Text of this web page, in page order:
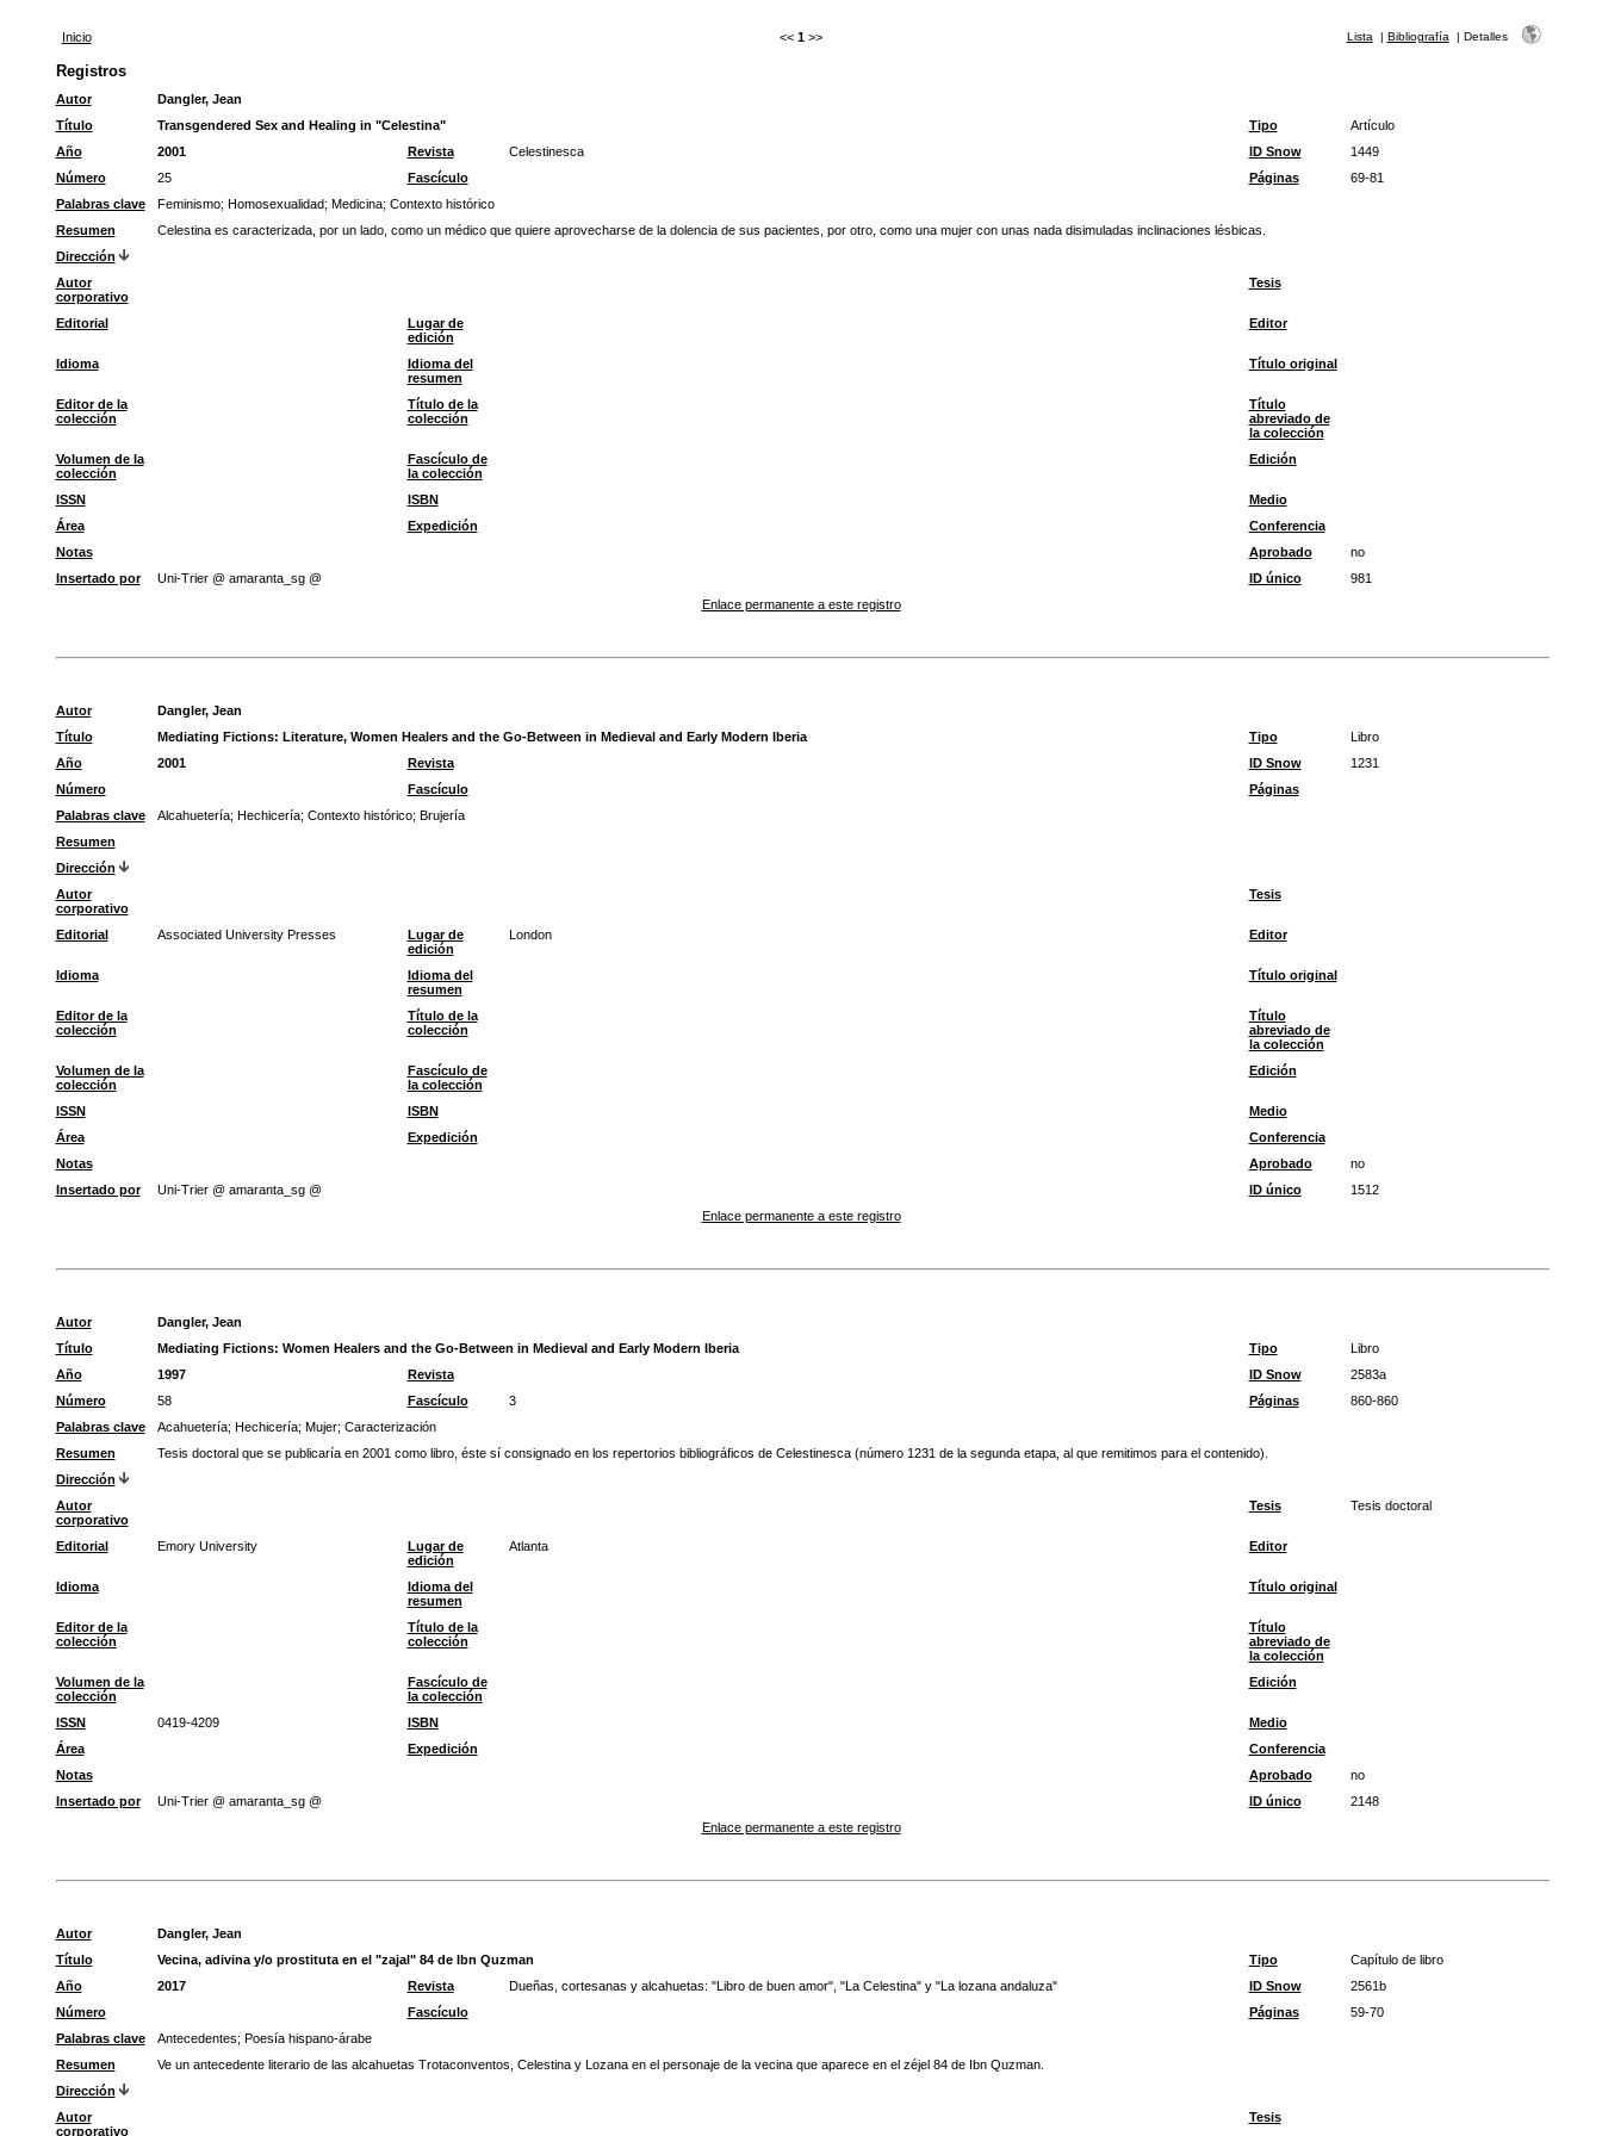
Inicio << 1 >> Lista | Bibliografía | Detalles
Registros
Autor
Dangler, Jean
Título
Transgendered Sex and Healing in "Celestina" Tipo
Artículo
Año
2001 Revista Celestinesca ID Snow
1449
Número
25 Fascículo Páginas
69-81
Palabras clave
Feminismo; Homosexualidad; Medicina; Contexto histórico
Resumen
Celestina es caracterizada, por un lado, como un médico que quiere aprovecharse de la dolencia de sus pacientes, por otro, como una mujer con unas nada disimuladas inclinaciones lésbicas.
Dirección
Autor
corporativo
Tesis
Editorial
Lugar de
edición
Editor
Idioma
Idioma del
resumen
Título original
Editor de la
colección
Título de la
colección
Título
abreviado de
la colección
Volumen de la
colección
Fascículo de
la colección
Edición
ISSN ISBN
Medio
Área
Expedición
Conferencia
Notas
Aprobado
no
Insertado por
Uni-Trier @ amaranta_sg @ ID único
981
Enlace permanente a este registro
Autor
Dangler, Jean
Título
Mediating Fictions: Literature, Women Healers and the Go-Between in Medieval and Early Modern Iberia Tipo
Libro
Año
2001 Revista ID Snow
1231
Número
Fascículo
Páginas
Palabras clave
Alcahuetería; Hechicería; Contexto histórico; Brujería
Resumen
Dirección
Autor
corporativo
Tesis
Editorial Associated University Presses
Lugar de
edición
London Editor
Idioma
Idioma del
resumen
Título original
Editor de la
colección
Título de la
colección
Título
abreviado de
la colección
Volumen de la
colección
Fascículo de
la colección
Edición
ISSN ISBN
Medio
Área
Expedición
Conferencia
Notas
Aprobado
no
Insertado por
Uni-Trier @ amaranta_sg @ ID único
1512
Enlace permanente a este registro
Autor
Dangler, Jean
Título
Mediating Fictions: Women Healers and the Go-Between in Medieval and Early Modern Iberia Tipo
Libro
Año
1997 Revista ID Snow
2583a
Número
58 Fascículo 3 Páginas
860-860
Palabras clave
Acahuetería; Hechicería; Mujer; Caracterización
Resumen
Tesis doctoral que se publicaría en 2001 como libro, éste sí consignado en los repertorios bibliográficos de Celestinesca (número 1231 de la segunda etapa, al que remitimos para el contenido).
Dirección
Autor
corporativo
Tesis Tesis doctoral
Editorial Emory University
Lugar de
edición
Atlanta Editor
Idioma
Idioma del
resumen
Título original
Editor de la
colección
Título de la
colección
Título
abreviado de
la colección
Volumen de la
colección
Fascículo de
la colección
Edición
ISSN 0419-4209 ISBN
Medio
Área
Expedición
Conferencia
Notas
Aprobado
no
Insertado por
Uni-Trier @ amaranta_sg @ ID único
2148
Enlace permanente a este registro
Autor
Dangler, Jean
Título
Vecina, adivina y/o prostituta en el "zajal" 84 de Ibn Quzman Tipo
Capítulo de libro
Año
2017 Revista Dueñas, cortesanas y alcahuetas: "Libro de buen amor", "La Celestina" y "La lozana andaluza" ID Snow
2561b
Número
Fascículo Páginas
59-70
Palabras clave
Antecedentes; Poesía hispano-árabe
Resumen
Ve un antecedente literario de las alcahuetas Trotaconventos, Celestina y Lozana en el personaje de la vecina que aparece en el zéjel 84 de Ibn Quzman.
Dirección
Autor
corporativo
Tesis